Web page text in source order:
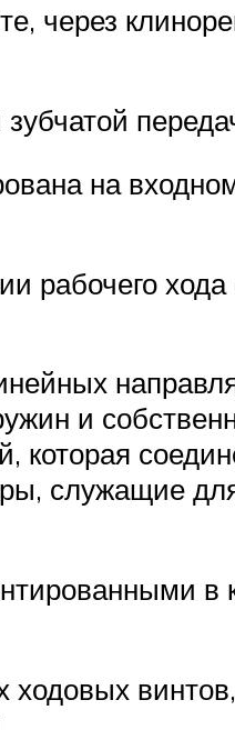
через
на
рабочего
и
служащие
в
ходовых